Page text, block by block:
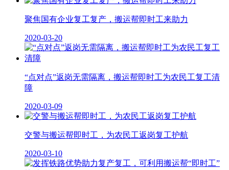
聚焦国有企业复工复产，搬运帮即时工来助力
2020-03-20
“点对点”返岗无需隔离，搬运帮即时工为农民工复工清
障
2020-03-09
交警与搬运帮即时工，为农民工返岗复工护航
2020-03-10